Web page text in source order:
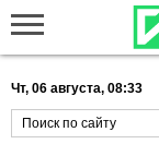
Чт, 06 августа, 08:33